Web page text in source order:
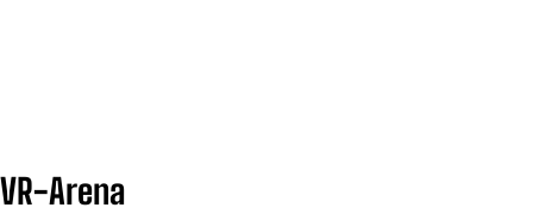
VR-Arena